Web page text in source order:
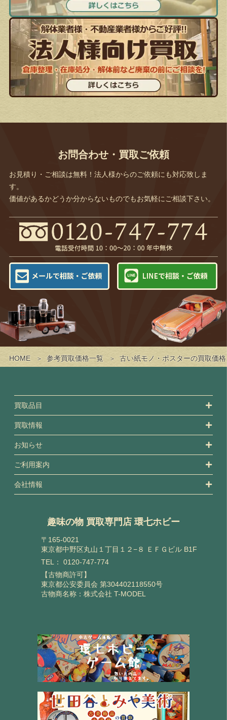
HOME 参考買取価格一覧 古い紙モノ・ポスターの買取価格
お問合わせ・買取ご依頼
お見積り・ご相談は無料！法人様からのご依頼にも対応致しま
す。
価値があるかどうか分からないものでもお気軽にご相談下さい。
買取品目
買取情報
お知らせ
ご利用案内
会社情報
趣味の物 買取専門店 環七ホビー
〒165-0021
東京都中野区丸山１丁目１２−８ ＥＦＧビル B1F
TEL： 0120-747-774
【古物商許可】
東京都公安委員会 第304402118550号
古物商名称：株式会社 T-MODEL